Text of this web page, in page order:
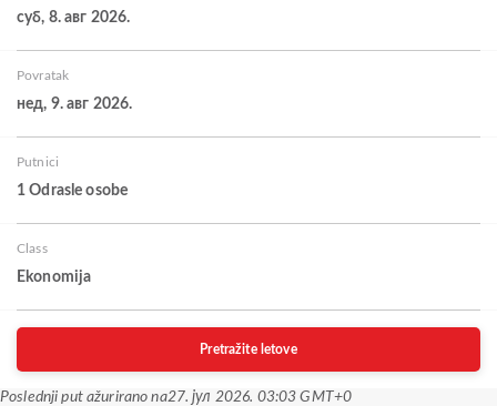
суб, 8. авг 2026.
Povratak
нед, 9. авг 2026.
Putnici
1 Odrasle osobe
Class
Ekonomija
Pretražite letove
Poslednji put ažurirano na27. јул 2026. 03:03 GMT+0